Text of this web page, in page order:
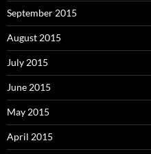
September 2015
August 2015
July 2015
June 2015
May 2015
April 2015